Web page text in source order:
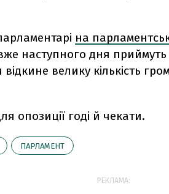
на
наступного дня
велику кількість
опозиції годі й чекати.
ПАРЛАМЕНТ
РЕКЛАМА: